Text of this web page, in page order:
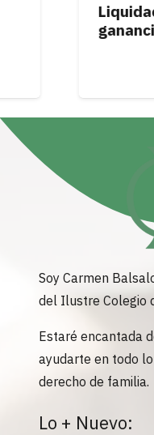
Liquidación
ganancial
Soy Carmen
del Ilustre Colegio
Estaré encantada
ayudarte en todo
derecho de familia.
Lo + Nuevo: